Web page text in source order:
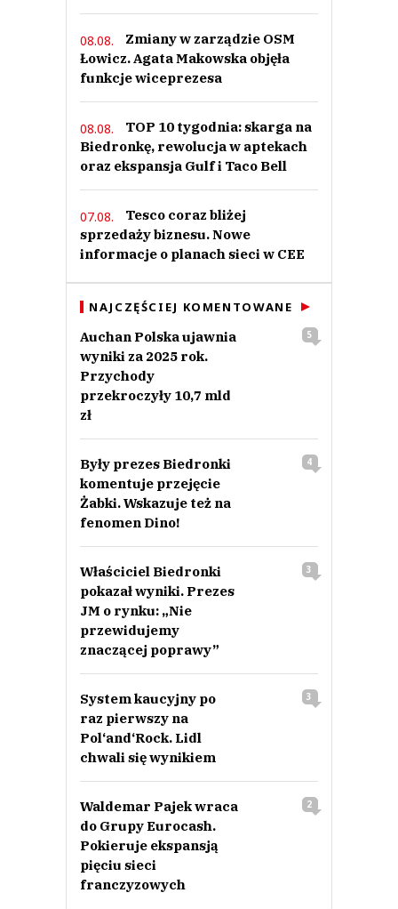
08.08.
Zmiany w zarządzie OSM
Łowicz. Agata Makowska objęła
funkcje wiceprezesa
08.08.
TOP 10 tygodnia: skarga na
Biedronkę, rewolucja w aptekach
oraz ekspansja Gulf i Taco Bell
07.08.
Tesco coraz bliżej
sprzedaży biznesu. Nowe
informacje o planach sieci w CEE
NAJCZĘŚCIEJ KOMENTOWANE
Auchan Polska ujawnia
wyniki za 2025 rok.
Przychody
przekroczyły 10,7 mld
zł
5
Były prezes Biedronki
komentuje przejęcie
Żabki. Wskazuje też na
fenomen Dino!
4
Właściciel Biedronki
pokazał wyniki. Prezes
JM o rynku: „Nie
przewidujemy
znaczącej poprawy”
3
System kaucyjny po
raz pierwszy na
Pol‘and‘Rock. Lidl
chwali się wynikiem
3
Waldemar Pajek wraca
do Grupy Eurocash.
Pokieruje ekspansją
pięciu sieci
franczyzowych
2